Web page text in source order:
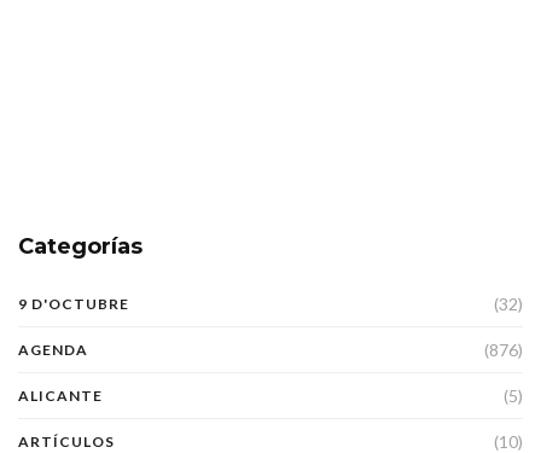
Categorías
9 D'OCTUBRE (32)
AGENDA (876)
ALICANTE (5)
ARTÍCULOS (10)